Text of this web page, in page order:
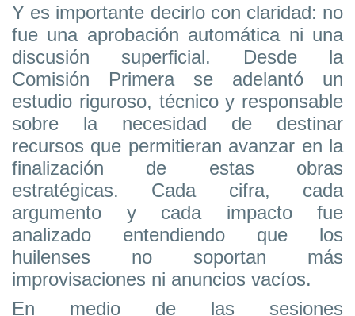
Y es importante decirlo con claridad: no
fue una aprobación automática ni una
discusión superficial. Desde la
Comisión Primera se adelantó un
estudio riguroso, técnico y responsable
sobre la necesidad de destinar
recursos que permitieran avanzar en la
finalización de estas obras
estratégicas. Cada cifra, cada
argumento y cada impacto fue
analizado entendiendo que los
huilenses no soportan más
improvisaciones ni anuncios vacíos.
En medio de las sesiones